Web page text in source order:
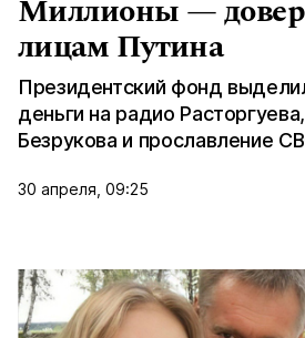
Миллионы —
лицам Путина
Президентский фонд
деньги на радио
Безрукова и прославление
30 апреля, 09:25